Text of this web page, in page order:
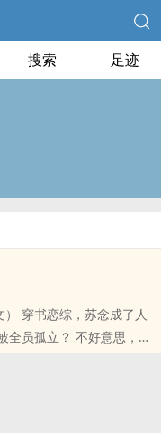
搜索 足迹
） 穿书恋综，苏念成了人
全员孤立？ 不好意思，我